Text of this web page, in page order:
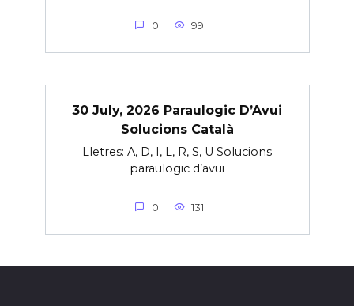
0 99
30 July, 2026 Paraulogic D’Avui
Solucions Català
Lletres: A, D, I, L, R, S, U Solucions
paraulogic d’avui
0 131